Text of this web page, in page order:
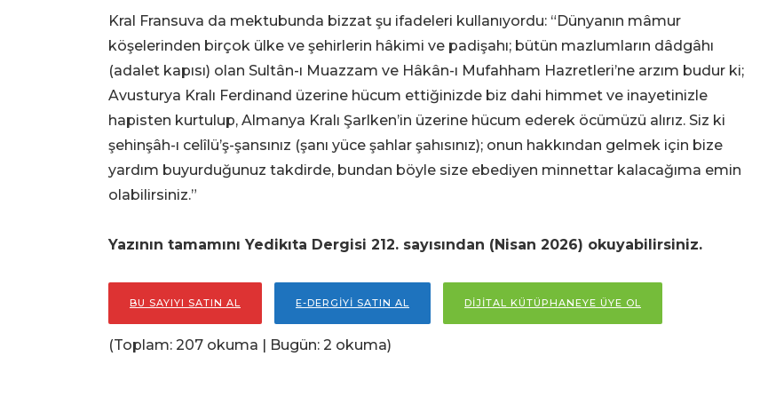
Kral Fransuva da mektubunda bizzat şu ifadeleri kullanıyordu: “Dünyanın mâmur
köşelerinden birçok ülke ve şehirlerin hâkimi ve padişahı; bütün mazlumların dâdgâhı
(adalet kapısı) olan Sultân-ı Muazzam ve Hâkân-ı Mufahham Hazretleri’ne arzım budur ki;
Avusturya Kralı Ferdinand üzerine hücum ettiğinizde biz dahi himmet ve inayetinizle
hapisten kurtulup, Almanya Kralı Şarlken’in üzerine hücum ederek öcümüzü alırız. Siz ki
şehinşâh-ı celîlü’ş-şansınız (şanı yüce şahlar şahısınız); onun hakkından gelmek için bize
yardım buyurduğunuz takdirde, bundan böyle size ebediyen minnettar kalacağıma emin
olabilirsiniz.”
Yazının tamamını Yedikıta Dergisi 212. sayısından (Nisan 2026) okuyabilirsiniz.
BU SAYIYI SATIN AL E-DERGİYİ SATIN AL DİJİTAL KÜTÜPHANEYE ÜYE OL
(Toplam: 207 okuma | Bugün: 2 okuma)